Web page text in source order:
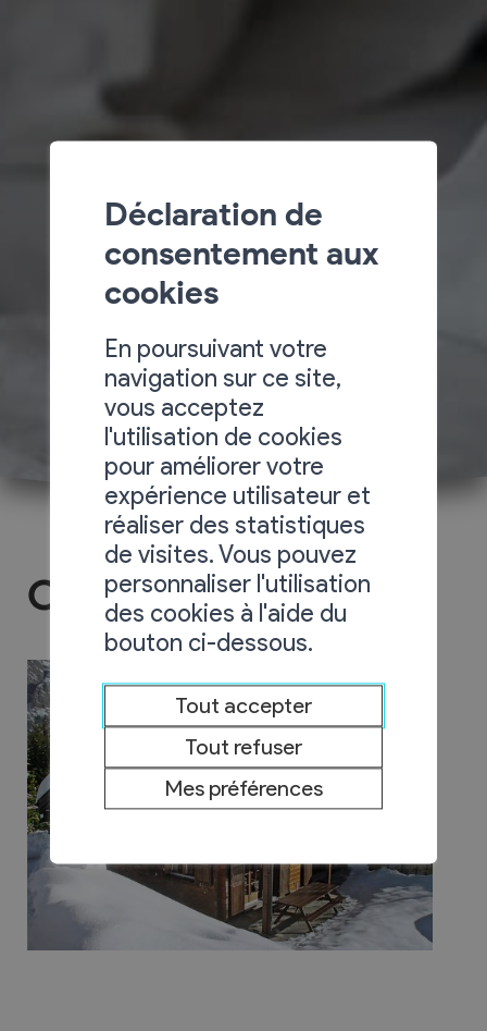
Chalet Les Falaises
Déclaration de
consentement aux
cookies
En poursuivant votre
navigation sur ce site,
vous acceptez
l'utilisation de cookies
pour améliorer votre
expérience utilisateur et
réaliser des statistiques
de visites. Vous pouvez
personnaliser l'utilisation
des cookies à l'aide du
bouton ci-dessous.
Tout accepter
Tout refuser
Mes préférences